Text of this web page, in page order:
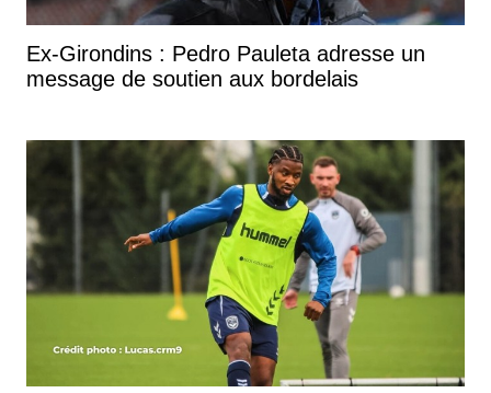
Ex-Girondins : Pedro Pauleta adresse un
message de soutien aux bordelais